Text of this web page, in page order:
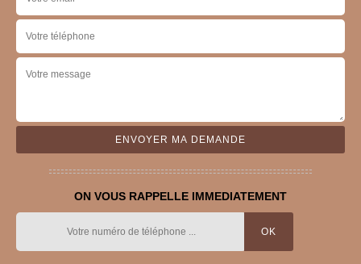
ON VOUS RAPPELLE IMMEDIATEMENT